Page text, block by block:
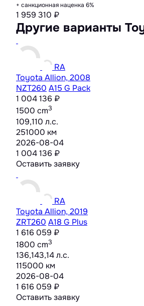
+ санкционная наценка 6%
1 959 310 ₽
Другие варианты
RA
Toyota Allion, 2008
NZT260 A15 G Pack
1 004 136 ₽
1500 cm3
109,110 л.с.
251000 км
2026-08-04
1 004 136 ₽
Оставить заявку
RA
Toyota Allion, 2019
ZRT260 A18 G Plus
1 616 059 ₽
1800 cm3
136,143,14 л.с.
115000 км
2026-08-04
1 616 059 ₽
Оставить заявку